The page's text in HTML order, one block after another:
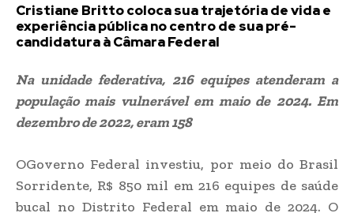
Cristiane Britto coloca sua trajetória de vida e
experiência pública no centro de sua pré-
candidatura à Câmara Federal
Na unidade federativa, 216 equipes atenderam a
população mais vulnerável em maio de 2024. Em
dezembro de 2022, eram 158
OGoverno Federal investiu, por meio do Brasil
Sorridente, R$ 850 mil em 216 equipes de saúde
bucal no Distrito Federal em maio de 2024. O